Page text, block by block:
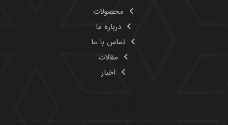
محصولات
درباره ما
تماس با ما
مقالات
اخبار